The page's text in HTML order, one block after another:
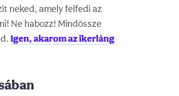
neked, amely felfedi az
Ne habozz! Mindössze
Igen, akarom az ikerláng